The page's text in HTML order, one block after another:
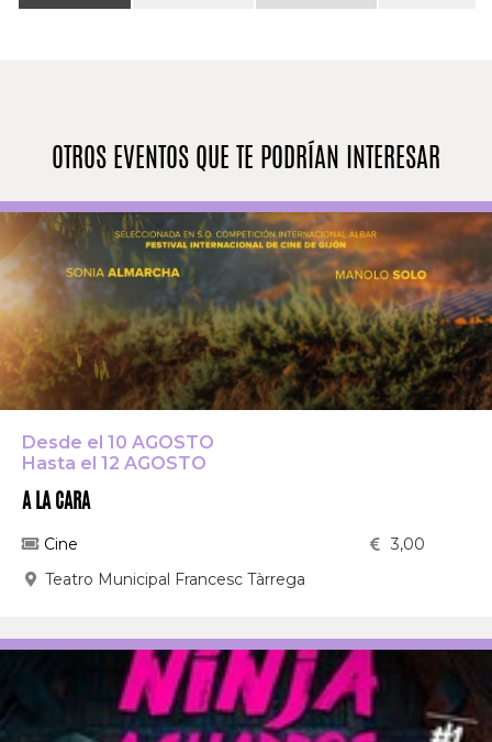
OTROS EVENTOS QUE TE PODRÍAN INTERESAR
Desde el 10 AGOSTO
Hasta el 12 AGOSTO
A LA CARA
Cine
3,00
Teatro Municipal Francesc Tàrrega